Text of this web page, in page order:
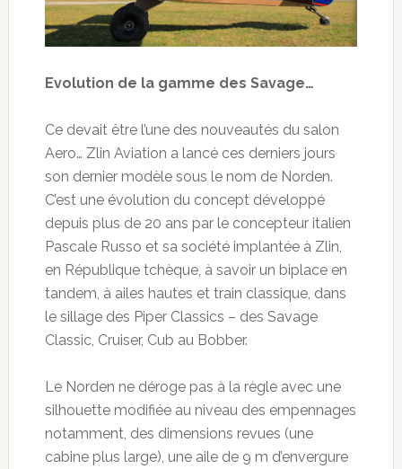
Evolution de la gamme des Savage…
Ce devait être l’une des nouveautés du salon
Aero… Zlin Aviation a lancé ces derniers jours
son dernier modèle sous le nom de Norden.
C’est une évolution du concept développé
depuis plus de 20 ans par le concepteur italien
Pascale Russo et sa société implantée à Zlin,
en République tchèque, à savoir un biplace en
tandem, à ailes hautes et train classique, dans
le sillage des Piper Classics – des Savage
Classic, Cruiser, Cub au Bobber.
Le Norden ne déroge pas à la règle avec une
silhouette modifiée au niveau des empennages
notamment, des dimensions revues (une
cabine plus large), une aile de 9 m d’envergure